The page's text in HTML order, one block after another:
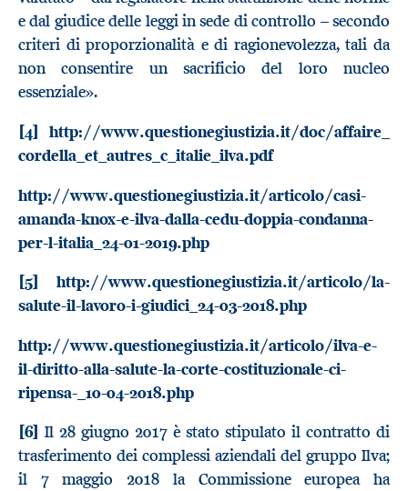
e dal giudice delle leggi in sede di controllo – secondo
criteri di proporzionalità e di ragionevolezza, tali da
non consentire un sacrificio del loro nucleo
essenziale».
[4]
http://www.questionegiustizia.it/doc/affaire_
cordella_et_autres_c_italie_ilva.pdf
http://www.questionegiustizia.it/articolo/casi-
amanda-knox-e-ilva-dalla-cedu-doppia-condanna-
per-l-italia_24-01-2019.php
[5]
http://www.questionegiustizia.it/articolo/la-
salute-il-lavoro-i-giudici_24-03-2018.php
http://www.questionegiustizia.it/articolo/ilva-e-
il-diritto-alla-salute-la-corte-costituzionale-ci-
ripensa-_10-04-2018.php
[6] Il 28 giugno 2017 è stato stipulato il contratto di
trasferimento dei complessi aziendali del gruppo Ilva;
il 7 maggio 2018 la Commissione europea ha